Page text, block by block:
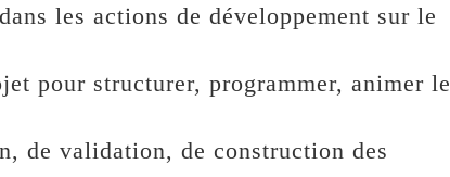
les actions de développement sur le
pour structurer, programmer, animer le
de validation, de construction des